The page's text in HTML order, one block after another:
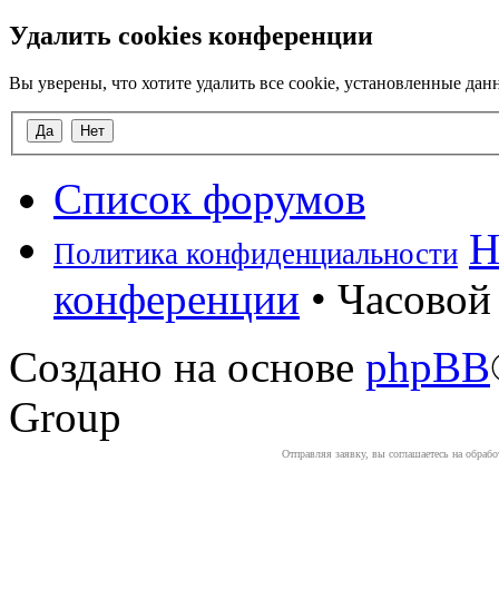
Удалить cookies конференции
Вы уверены, что хотите удалить все cookie, установленные
Список форумов
Политика конфиденциальности
конференции •
Создано на основе phpBB
Group
Отправляя заявку, вы соглашаетесь на